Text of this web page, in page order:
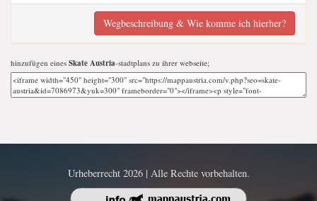
Wegbeschreibung & Wie komme ich hierher?
hinzufügen eines Skate Austria-stadtplans zu ihrer webseite;
Urheberrecht 2026 | Alle Rechte vorbehalten.